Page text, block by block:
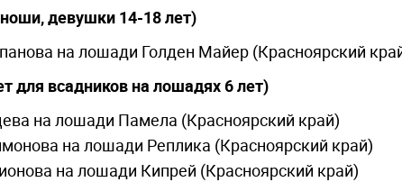
девушки 14-18 лет)
на лошади Голден Майер (Красноярский
для всадников на лошадях 6 лет)
на лошади Памела (Красноярский край)
на лошади Реплика (Красноярский край)
на лошади Кипрей (Красноярский край)